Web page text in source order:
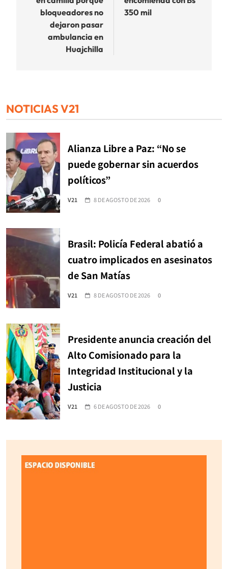
bloqueadores no
dejaron pasar
ambulancia en
Huajchilla
350 mil
NOTICIAS V21
Alianza Libre a Paz: “No se
puede gobernar sin acuerdos
políticos”
V21 8 DE AGOSTO DE 2026 0
Brasil: Policía Federal abatió a
cuatro implicados en asesinatos
de San Matías
V21 8 DE AGOSTO DE 2026 0
Presidente anuncia creación del
Alto Comisionado para la
Integridad Institucional y la
Justicia
V21 6 DE AGOSTO DE 2026 0